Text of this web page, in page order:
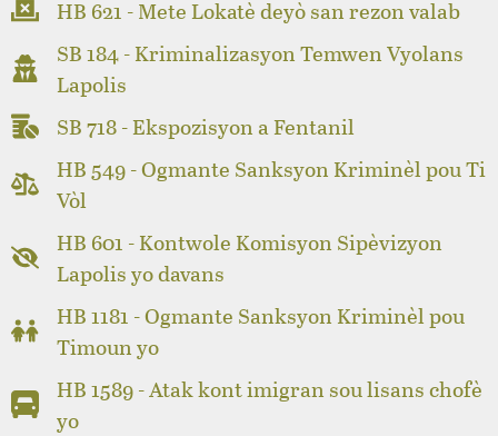
HB 621 - Mete Lokatè deyò san rezon valab
SB 184 - Kriminalizasyon Temwen Vyolans
Lapolis
SB 718 - Ekspozisyon a Fentanil
HB 549 - Ogmante Sanksyon Kriminèl pou Ti
Vòl
HB 601 - Kontwole Komisyon Sipèvizyon
Lapolis yo davans
HB 1181 - Ogmante Sanksyon Kriminèl pou
Timoun yo
HB 1589 - Atak kont imigran sou lisans chofè
yo